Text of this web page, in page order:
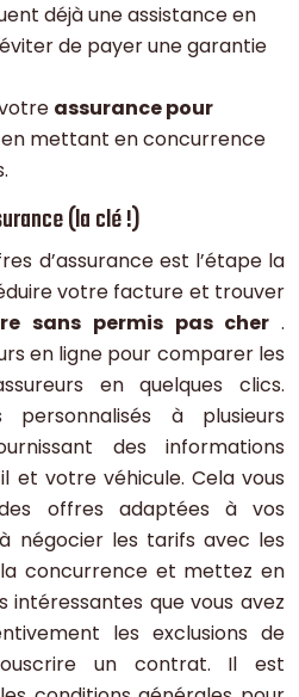
déjà une assistance en
de payer une garantie
assurance pour
en mettant en concurrence
(la clé !)
d’assurance est l’étape la
votre facture et trouver
sans permis pas cher.
en ligne pour comparer les
en quelques clics.
personnalisés à plusieurs
des informations
et votre véhicule. Cela vous
offres adaptées à vos
à négocier les tarifs avec les
la concurrence et mettez en
intéressantes que vous avez
les exclusions de
un contrat. Il est